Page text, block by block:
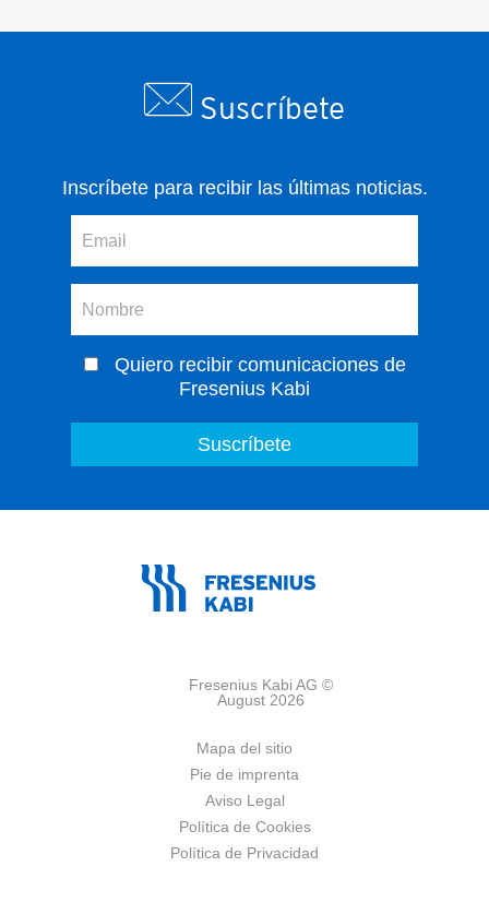
Suscríbete
Inscríbete para recibir las últimas noticias.
Quiero recibir comunicaciones de
Fresenius Kabi
Fresenius Kabi AG ©
August 2026
Mapa del sitio
Pie de imprenta
Aviso Legal
Política de Cookies
Política de Privacidad